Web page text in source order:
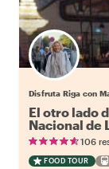
Disfruta Riga con
El otro lado
Nacional de
106
FOOD TOUR